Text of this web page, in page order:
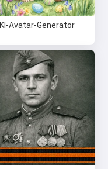
KI-Avatar-Generator